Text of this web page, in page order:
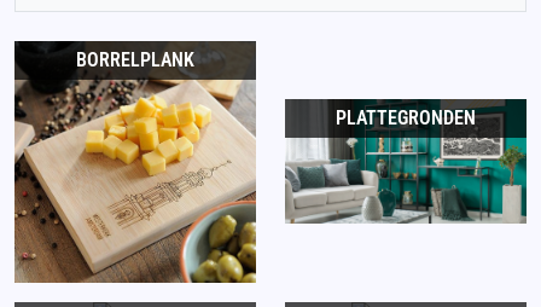
BORRELPLANK
PLATTEGRONDEN